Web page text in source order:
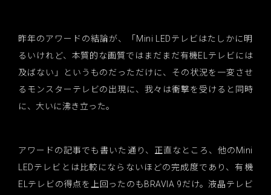
昨年のアワードの結論が、「Mini LEDテレビはたしかに明
るいけれど、本質的な画質ではまだまだ有機ELテレビには
及ばない」というものだっただけに、その状況を一変させ
るモンスターテレビの出現に、我々は衝撃を受けると同時
に、大いに沸き立った。
アワードの記事でも書いた通り、正直なところ、他のMini
LEDテレビとは比較にならないほどの完成度であり、有機
ELテレビの得点を上回ったのもBRAVIA 9だけ。液晶テレビ